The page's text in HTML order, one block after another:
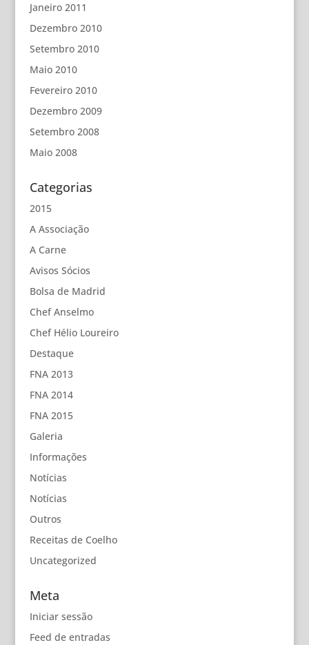
Janeiro 2011
Dezembro 2010
Setembro 2010
Maio 2010
Fevereiro 2010
Dezembro 2009
Setembro 2008
Maio 2008
Categorias
2015
A Associação
A Carne
Avisos Sócios
Bolsa de Madrid
Chef Anselmo
Chef Hélio Loureiro
Destaque
FNA 2013
FNA 2014
FNA 2015
Galeria
Informações
Notícias
Notícias
Outros
Receitas de Coelho
Uncategorized
Meta
Iniciar sessão
Feed de entradas